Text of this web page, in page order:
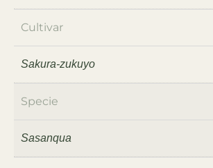
Cultivar
Sakura-zukuyo
Specie
Sasanqua